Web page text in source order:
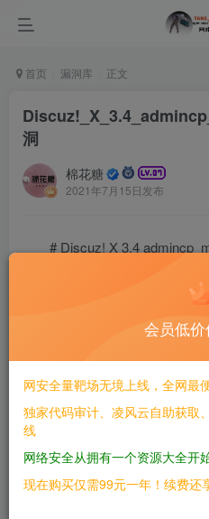
首页 漏洞库 正文
洞
棉花糖
2021年7月15日发布
# Discuz! X 3.4
————
由于是update型注入，我
备份获得数据，对本网站意义
网站，如果权限不严，跨库查
站。
会员低
网安全量靶场无境上线，全网最
独家代码审计、凌风云自助获取
线
网络安全从拥有一个资源大全开
现在购买仅需99元一年！续费还